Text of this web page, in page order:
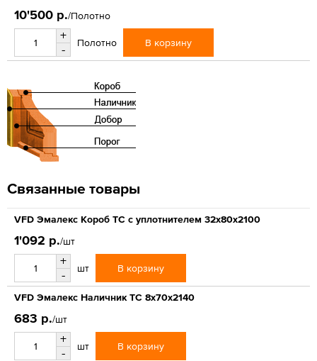
10'500 р./Полотно
+
-
Полотно В корзину
Связанные товары
VFD Эмалекс Короб ТС с уплотнителем 32x80x2100
1'092 р./шт
+
-
шт В корзину
VFD Эмалекс Наличник ТС 8x70x2140
683 р./шт
+
-
шт В корзину